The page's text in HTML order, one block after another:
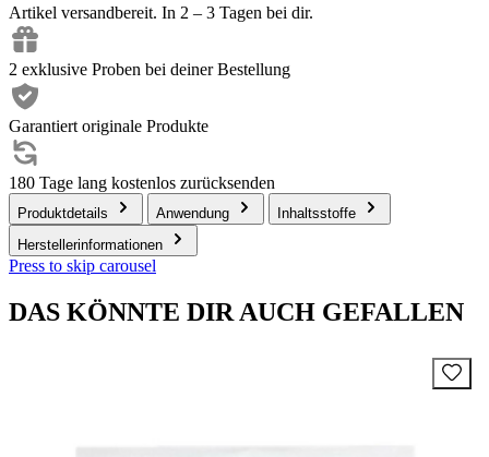
Artikel versandbereit. In 2 – 3 Tagen bei dir.
2 exklusive Proben bei deiner Bestellung
Garantiert originale Produkte
180 Tage lang kostenlos zurücksenden
Produktdetails Anwendung
Inhaltsstoffe
Herstellerinformationen
Press to skip carousel
DAS KÖNNTE DIR AUCH GEFALLEN